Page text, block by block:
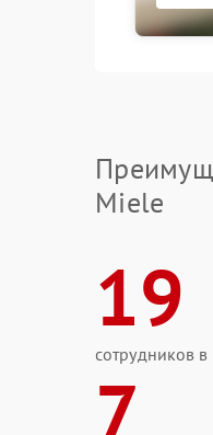
Miele
19
сотрудников в
7